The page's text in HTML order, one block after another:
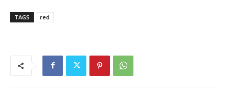
TAGS red